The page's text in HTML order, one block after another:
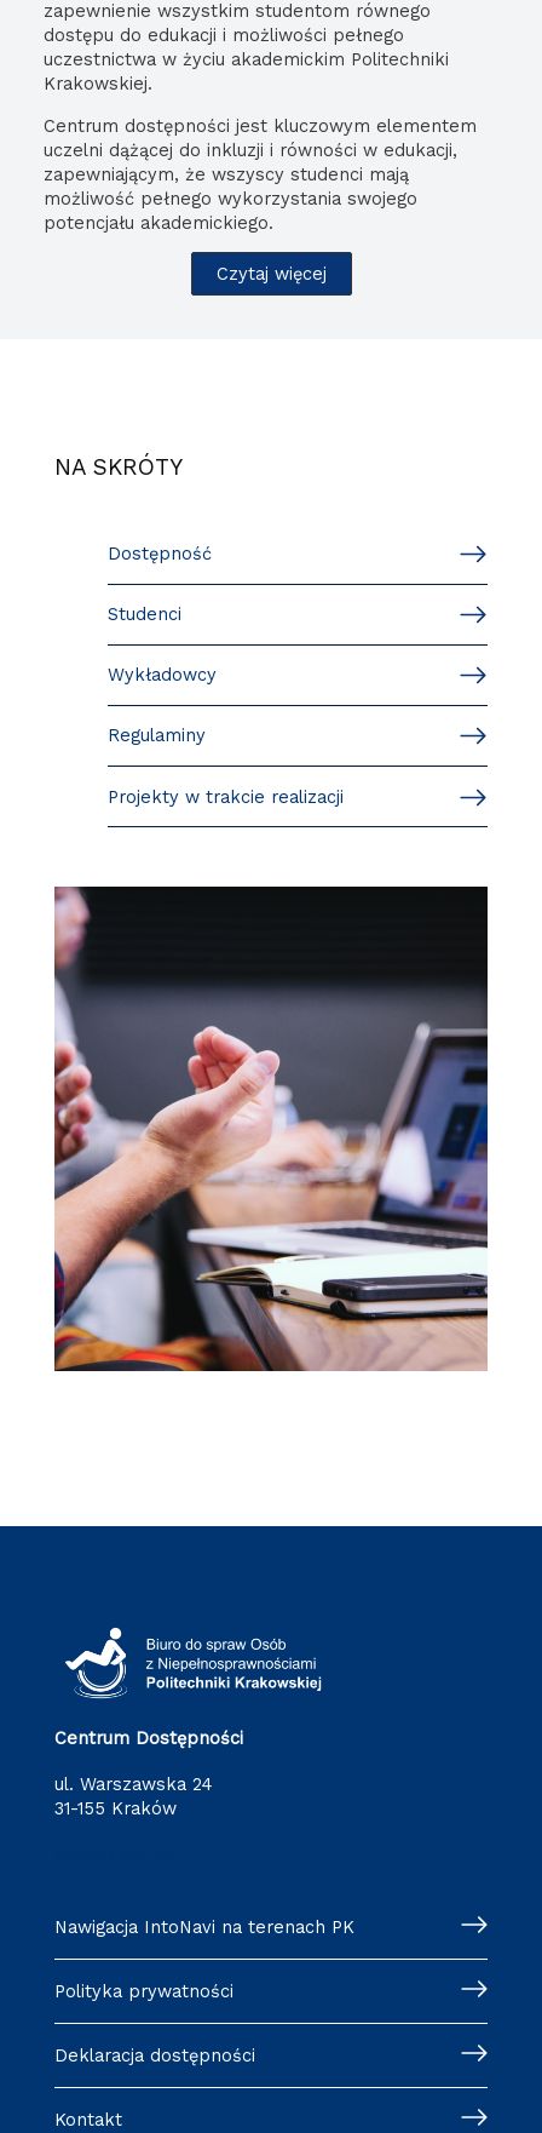
zapewnienie wszystkim studentom równego
dostępu do edukacji i możliwości pełnego
uczestnictwa w życiu akademickim Politechniki
Krakowskiej.
Centrum dostępności jest kluczowym elementem
uczelni dążącej do inkluzji i równości w edukacji,
zapewniającym, że wszyscy studenci mają
możliwość pełnego wykorzystania swojego
potencjału akademickiego.
Czytaj więcej
NA SKRÓTY
Dostępność
Studenci
Wykładowcy
Regulaminy
Projekty w trakcie realizacji
Centrum Dostępności
ul. Warszawska 24
31-155 Kraków
Nawigacja IntoNavi na terenach PK
Polityka prywatności
Deklaracja dostępności
Kontakt